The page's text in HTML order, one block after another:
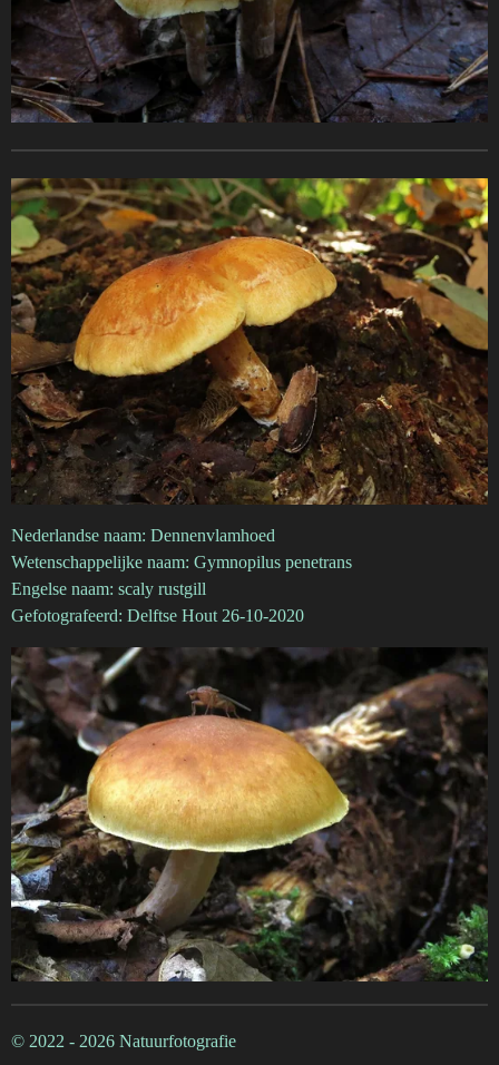
Nederlandse naam: Dennenvlamhoed
Wetenschappelijke naam: Gymnopilus penetrans
Engelse naam: scaly rustgill
Gefotografeerd: Delftse Hout 26-10-2020
© 2022 - 2026 Natuurfotografie